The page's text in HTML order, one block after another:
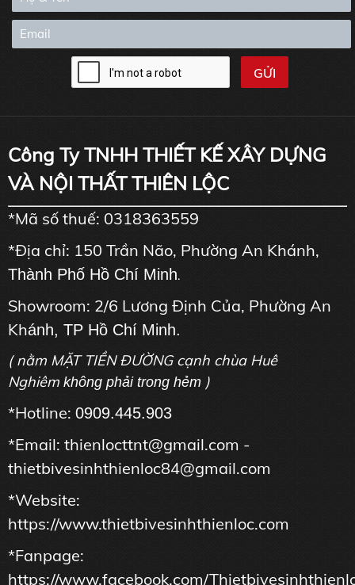
Công Ty TNHH THIẾT KẾ XÂY DỰNG
VÀ NỘI THẤT THIÊN LỘC
*Mã số thuế: 0318363559
*Địa chỉ: 150 Trần Não, Phường An Khánh,
Thành Phố Hồ Chí Minh.
Showroom: 2/6 Lương Định Của, Phường An
Khánh, TP Hồ Chí Minh.
( nằm MẶT TIỀN ĐƯỜNG cạnh chùa Huê
Nghiêm không phải trong hẻm )
*Hotline: 0909.445.903
*Email: thienlocttnt@gmail.com -
thietbivesinhthienloc84@gmail.com
*Website:
https://www.thietbivesinhthienloc.com
*Fanpage:
https://www.facebook.com/